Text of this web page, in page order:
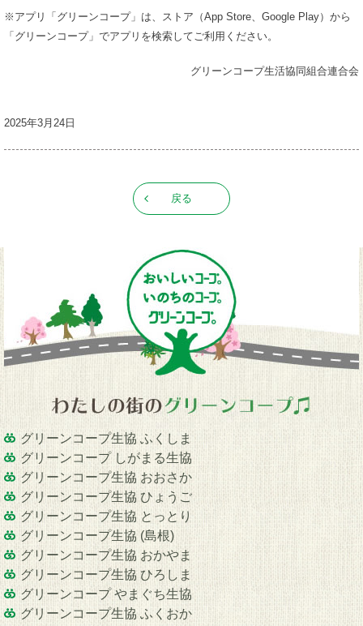
※アプリ「グリーンコープ」は、ストア（App Store、Google Play）から
「グリーンコープ」でアプリを検索してご利用ください。
グリーンコープ生活協同組合連合会
2025年3月24日
戻る
グリーンコープ生協 ふくしま
グリーンコープ しがまる生協
グリーンコープ生協 おおさか
グリーンコープ生協 ひょうご
グリーンコープ生協 とっとり
グリーンコープ生協 (島根)
グリーンコープ生協 おかやま
グリーンコープ生協 ひろしま
グリーンコープ やまぐち生協
グリーンコープ生協 ふくおか